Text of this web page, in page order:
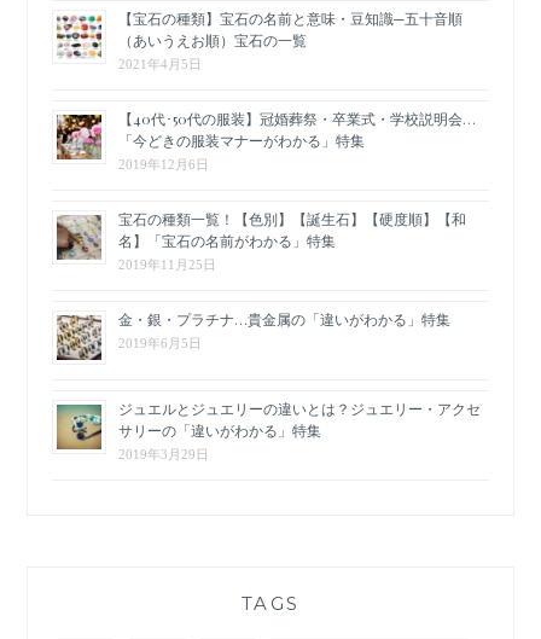
【宝石の種類】宝石の名前と意味・豆知識─五十音順
（あいうえお順）宝石の一覧
2021年4月5日
【40代･50代の服装】冠婚葬祭・卒業式・学校説明会…
「今どきの服装マナーがわかる」特集
2019年12月6日
宝石の種類一覧！【色別】【誕生石】【硬度順】【和
名】「宝石の名前がわかる」特集
2019年11月25日
金・銀・プラチナ…貴金属の「違いがわかる」特集
2019年6月5日
ジュエルとジュエリーの違いとは？ジュエリー・アクセ
サリーの「違いがわかる」特集
2019年3月29日
TAGS